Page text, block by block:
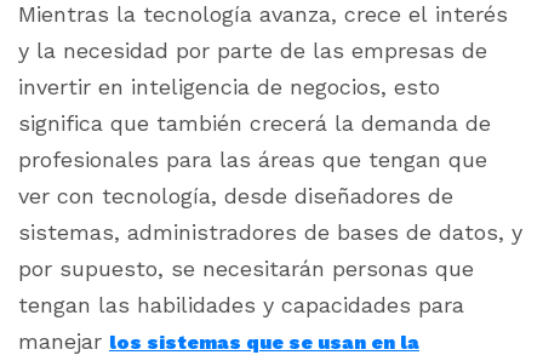
Mientras la tecnología avanza, crece el interés
y la necesidad por parte de las empresas de
invertir en inteligencia de negocios, esto
significa que también crecerá la demanda de
profesionales para las áreas que tengan que
ver con tecnología, desde diseñadores de
sistemas, administradores de bases de datos, y
por supuesto, se necesitarán personas que
tengan las habilidades y capacidades para
manejar los sistemas que se usan en la